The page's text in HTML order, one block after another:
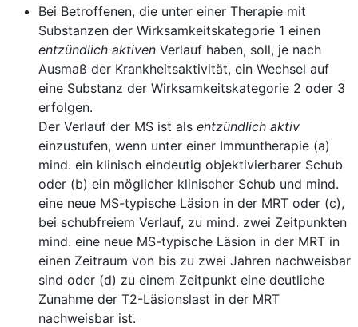
Bei Betroffenen, die unter einer Therapie mit
Substanzen der Wirksamkeitskategorie 1 einen
entzündlich aktiven Verlauf haben, soll, je nach
Ausmaß der Krankheitsaktivität, ein Wechsel auf
eine Substanz der Wirksamkeitskategorie 2 oder 3
erfolgen.
Der Verlauf der MS ist als entzündlich aktiv
einzustufen, wenn unter einer Immuntherapie (a)
mind. ein klinisch eindeutig objektivierbarer Schub
oder (b) ein möglicher klinischer Schub und mind.
eine neue MS-typische Läsion in der MRT oder (c),
bei schubfreiem Verlauf, zu mind. zwei Zeitpunkten
mind. eine neue MS-typische Läsion in der MRT in
einen Zeitraum von bis zu zwei Jahren nachweisbar
sind oder (d) zu einem Zeitpunkt eine deutliche
Zunahme der T2-Läsionslast in der MRT
nachweisbar ist.